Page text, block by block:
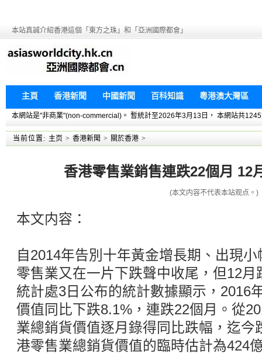
本站真誠介紹香港這個「東方之珠」和「亞洲國際都會」
主頁 香港新聞 中國新聞 百科知識 粵港澳大灣區
本網站是"非商業"(non-commercial)。 暫統計至2026年3月13日， 本網站共
当前位置: 主页 > 香港新聞 > 關於香港 >
香港零售業銷售連跌22個月 12
(本文内容不代表本站观点。)
本文内容：
自2014年告別十年黃金增長期、出現
零售業又在一片下跌聲中收尾，但12
統計處3日公布的統計數據顯示，2016
價值同比下跌8.1%，連跌22個月。從
業總銷貨價值逐月錄得同比跌幅，迄今
港零售業總銷貨價值的臨時估計為424